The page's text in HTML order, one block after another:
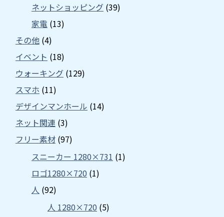
ネットショッピング (39)
家電 (13)
その他 (4)
イベント (18)
ウォーキング (129)
スマホ (11)
デザインマンホール (14)
ネット関連 (3)
フリー素材 (97)
スニーカー 1280×731 (1)
ロゴ1280×720 (1)
人 (92)
人 1280×720 (5)